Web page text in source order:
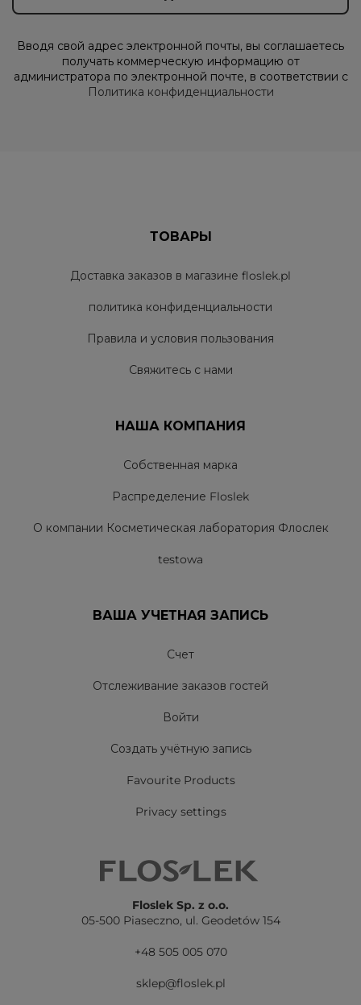
Вводя свой адрес электронной почты, вы соглашаетесь
получать коммерческую информацию от
администратора по электронной почте, в соответствии с
Политика конфиденциальности
ТОВАРЫ
Доставка заказов в магазине floslek.pl
политика конфиденциальности
Правила и условия пользования
Свяжитесь с нами
НАША КОМПАНИЯ
Собственная марка
Распределение Floslek
О компании Косметическая лаборатория Флослек
testowa
ВАША УЧЕТНАЯ ЗАПИСЬ
Счет
Отслеживание заказов гостей
Войти
Создать учётную запись
Favourite Products
Privacy settings
Floslek Sp. z o.o.
05-500 Piaseczno, ul. Geodetów 154
+48 505 005 070
sklep@floslek.pl